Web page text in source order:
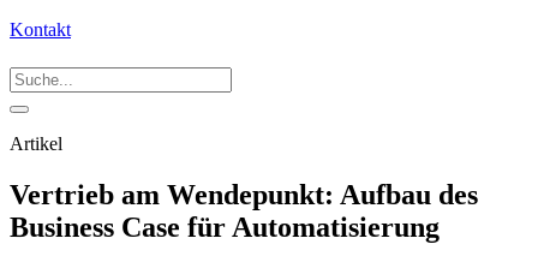
Kontakt
Artikel
Vertrieb am Wendepunkt: Aufbau des
Business Case für Automatisierung